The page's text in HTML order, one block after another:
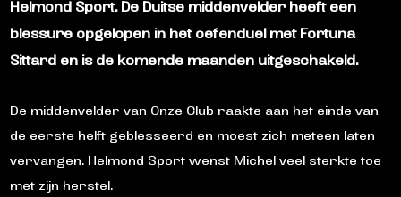
Helmond Sport. De Duitse middenvelder heeft een
blessure opgelopen in het oefenduel met Fortuna
Sittard en is de komende maanden uitgeschakeld.
De middenvelder van Onze Club raakte aan het einde van
de eerste helft geblesseerd en moest zich meteen laten
vervangen. Helmond Sport wenst Michel veel sterkte toe
met zijn herstel.